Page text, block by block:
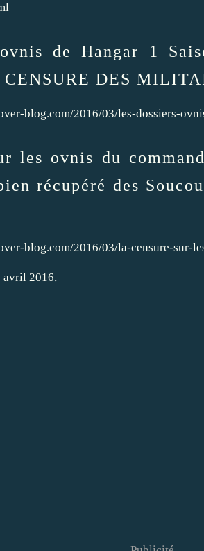
de Hangar 1
DES
blog.com/2016/03/les-dossiers-
les ovnis du
récupéré des
blog.com/2016/03/la-censure-sur-
avril 2016,